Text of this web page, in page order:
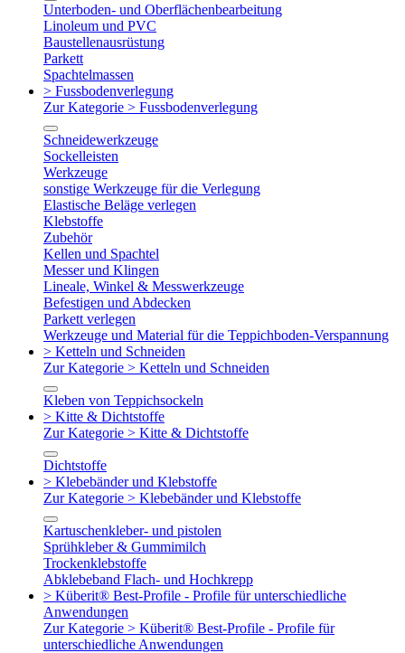
Unterboden- und Oberflächenbearbeitung
Linoleum und PVC
Baustellenausrüstung
Parkett
Spachtelmassen
> Fussbodenverlegung
Zur Kategorie > Fussbodenverlegung
Schneidewerkzeuge
Sockelleisten
Werkzeuge
sonstige Werkzeuge für die Verlegung
Elastische Beläge verlegen
Klebstoffe
Zubehör
Kellen und Spachtel
Messer und Klingen
Lineale, Winkel & Messwerkzeuge
Befestigen und Abdecken
Parkett verlegen
Werkzeuge und Material für die Teppichboden-Verspannung
> Ketteln und Schneiden
Zur Kategorie > Ketteln und Schneiden
Kleben von Teppichsockeln
> Kitte & Dichtstoffe
Zur Kategorie > Kitte & Dichtstoffe
Dichtstoffe
> Klebebänder und Klebstoffe
Zur Kategorie > Klebebänder und Klebstoffe
Kartuschenkleber- und pistolen
Sprühkleber & Gummimilch
Trockenklebstoffe
Abklebeband Flach- und Hochkrepp
> Küberit® Best-Profile - Profile für unterschiedliche
Anwendungen
Zur Kategorie > Küberit® Best-Profile - Profile für
unterschiedliche Anwendungen